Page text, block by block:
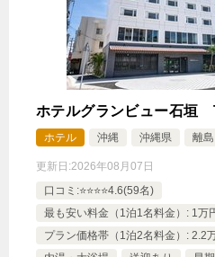
ホテルグランビュー石
ホテル 沖縄 沖縄県 離島
更新日:2026年08月07日
口コミ:⭐️⭐️⭐️⭐️4.6(59名)
最も安い料金（1泊1名料金）: 1万
プラン価格帯（1泊2名料金）: 2.2